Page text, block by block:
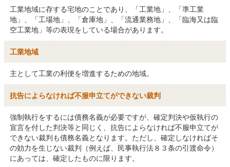
工業地域に存する宅地のことであり、「工業地」、「準工業
地」、「工場地」、「倉庫地」、「流通業務地」、「臨海又は臨
空工業地」等の表現をしている場合があります。
工業地域
主として工業の利便を増進するための地域。
抗告によらなければ不服申立てができない裁判
強制執行をするには債務名義が必要ですが、確定判決や仮執行の
宣言を付した判決等と同じく、抗告によらなければ不服申立てが
できない裁判も債務名義となります。ただし、確定しなければそ
の効力を生じない裁判（例えば、民事執行法８３条の引渡命令）
にあっては、確定したものに限ります。